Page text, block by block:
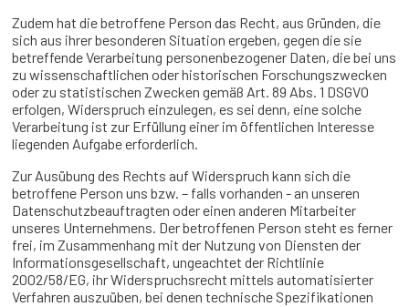
Zudem hat die betroffene Person das Recht, aus Gründen, die
sich aus ihrer besonderen Situation ergeben, gegen die sie
betreffende Verarbeitung personenbezogener Daten, die bei uns
zu wissenschaftlichen oder historischen Forschungszwecken
oder zu statistischen Zwecken gemäß Art. 89 Abs. 1 DSGVO
erfolgen, Widerspruch einzulegen, es sei denn, eine solche
Verarbeitung ist zur Erfüllung einer im öffentlichen Interesse
liegenden Aufgabe erforderlich.
Zur Ausübung des Rechts auf Widerspruch kann sich die
betroffene Person uns bzw. – falls vorhanden - an unseren
Datenschutzbeauftragten oder einen anderen Mitarbeiter
unseres Unternehmens. Der betroffenen Person steht es ferner
frei, im Zusammenhang mit der Nutzung von Diensten der
Informationsgesellschaft, ungeachtet der Richtlinie
2002/58/EG, ihr Widerspruchsrecht mittels automatisierter
Verfahren auszuüben, bei denen technische Spezifikationen